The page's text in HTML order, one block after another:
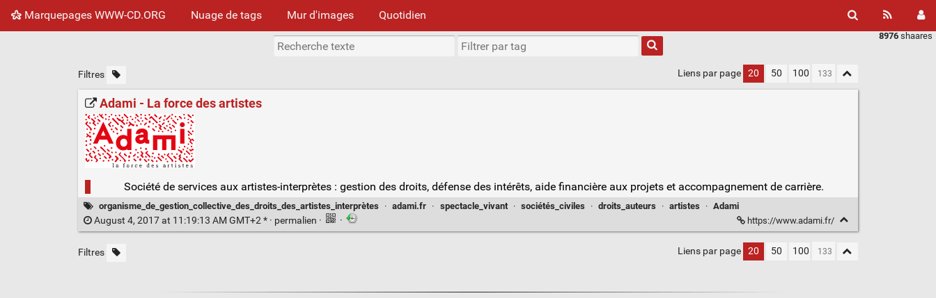
Marquepages WWW-CD.ORG Nuage de tags Mur d'images Quotidien
8976 shaares
Filtres Liens par page 20 50 100
Adami - La force des artistes
Société de services aux artistes-interprètes : gestion des droits, défense des intérêts, aide financière aux projets et accompagnement de carrière.
organisme_de_gestion_collective_des_droits_des_artistes_interprètes · adami.fr · spectacle_vivant · sociétés_civiles · droits_auteurs · artistes · Adami
August 4, 2017 at 11:19:13 AM GMT+2 * · permalien · · https://www.adami.fr/
Filtres Liens par page 20 50 100